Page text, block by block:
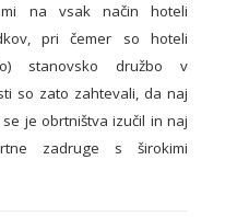
na vsak način hoteli
pri čemer so hoteli
stanovsko družbo v
so zato zahtevali, da naj
je obrtništva izučil in naj
zadruge s širokimi